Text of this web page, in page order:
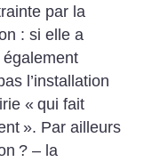
par la
: si elle a
l’installation
« qui fait
». Par ailleurs
? – la